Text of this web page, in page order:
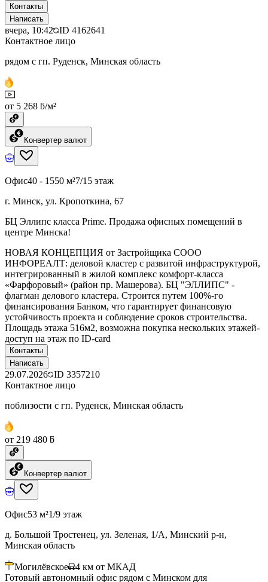
Контакты
Написать
вчера, 10:42 ID 4162641
Контактное лицо
рядом с гп. Руденск, Минская область
от 5 268 ƃ/м²
Конвертер валют
Офис40 - 1550 м²7/15 этаж
г. Минск, ул. Кропоткина, 67
БЦ Эллипс класса Prime. Продажа офисных помещений в
центре Минска!
НОВАЯ КОНЦЕПЦИЯ от Застройщика СООО
ИНФОРЕАЛТ: деловой кластер с развитой инфраструктурой,
интегрированный в жилой комплекс комфорт-класса
«Фарфоровый» (район пр. Машерова). БЦ "ЭЛЛИПС" -
флагман делового кластера. Строится путем 100%-го
финансирования Банком, что гарантирует финансовую
устойчивость проекта и соблюдение сроков строительства.
Площадь этажа 516м2, возможна покупка нескольких этажей-
доступ на этаж по ID-card
Контакты
Написать
29.07.2026 ID 3357210
Контактное лицо
поблизости с гп. Руденск, Минская область
от 219 480 ƃ
Конвертер валют
Офис53 м²1/9 этаж
д. Большой Тростенец, ул. Зеленая, 1/А, Минский р-н,
Минская область
Могилёвское 4 км от МКАД
Готовый автономный офис рядом с Минском для